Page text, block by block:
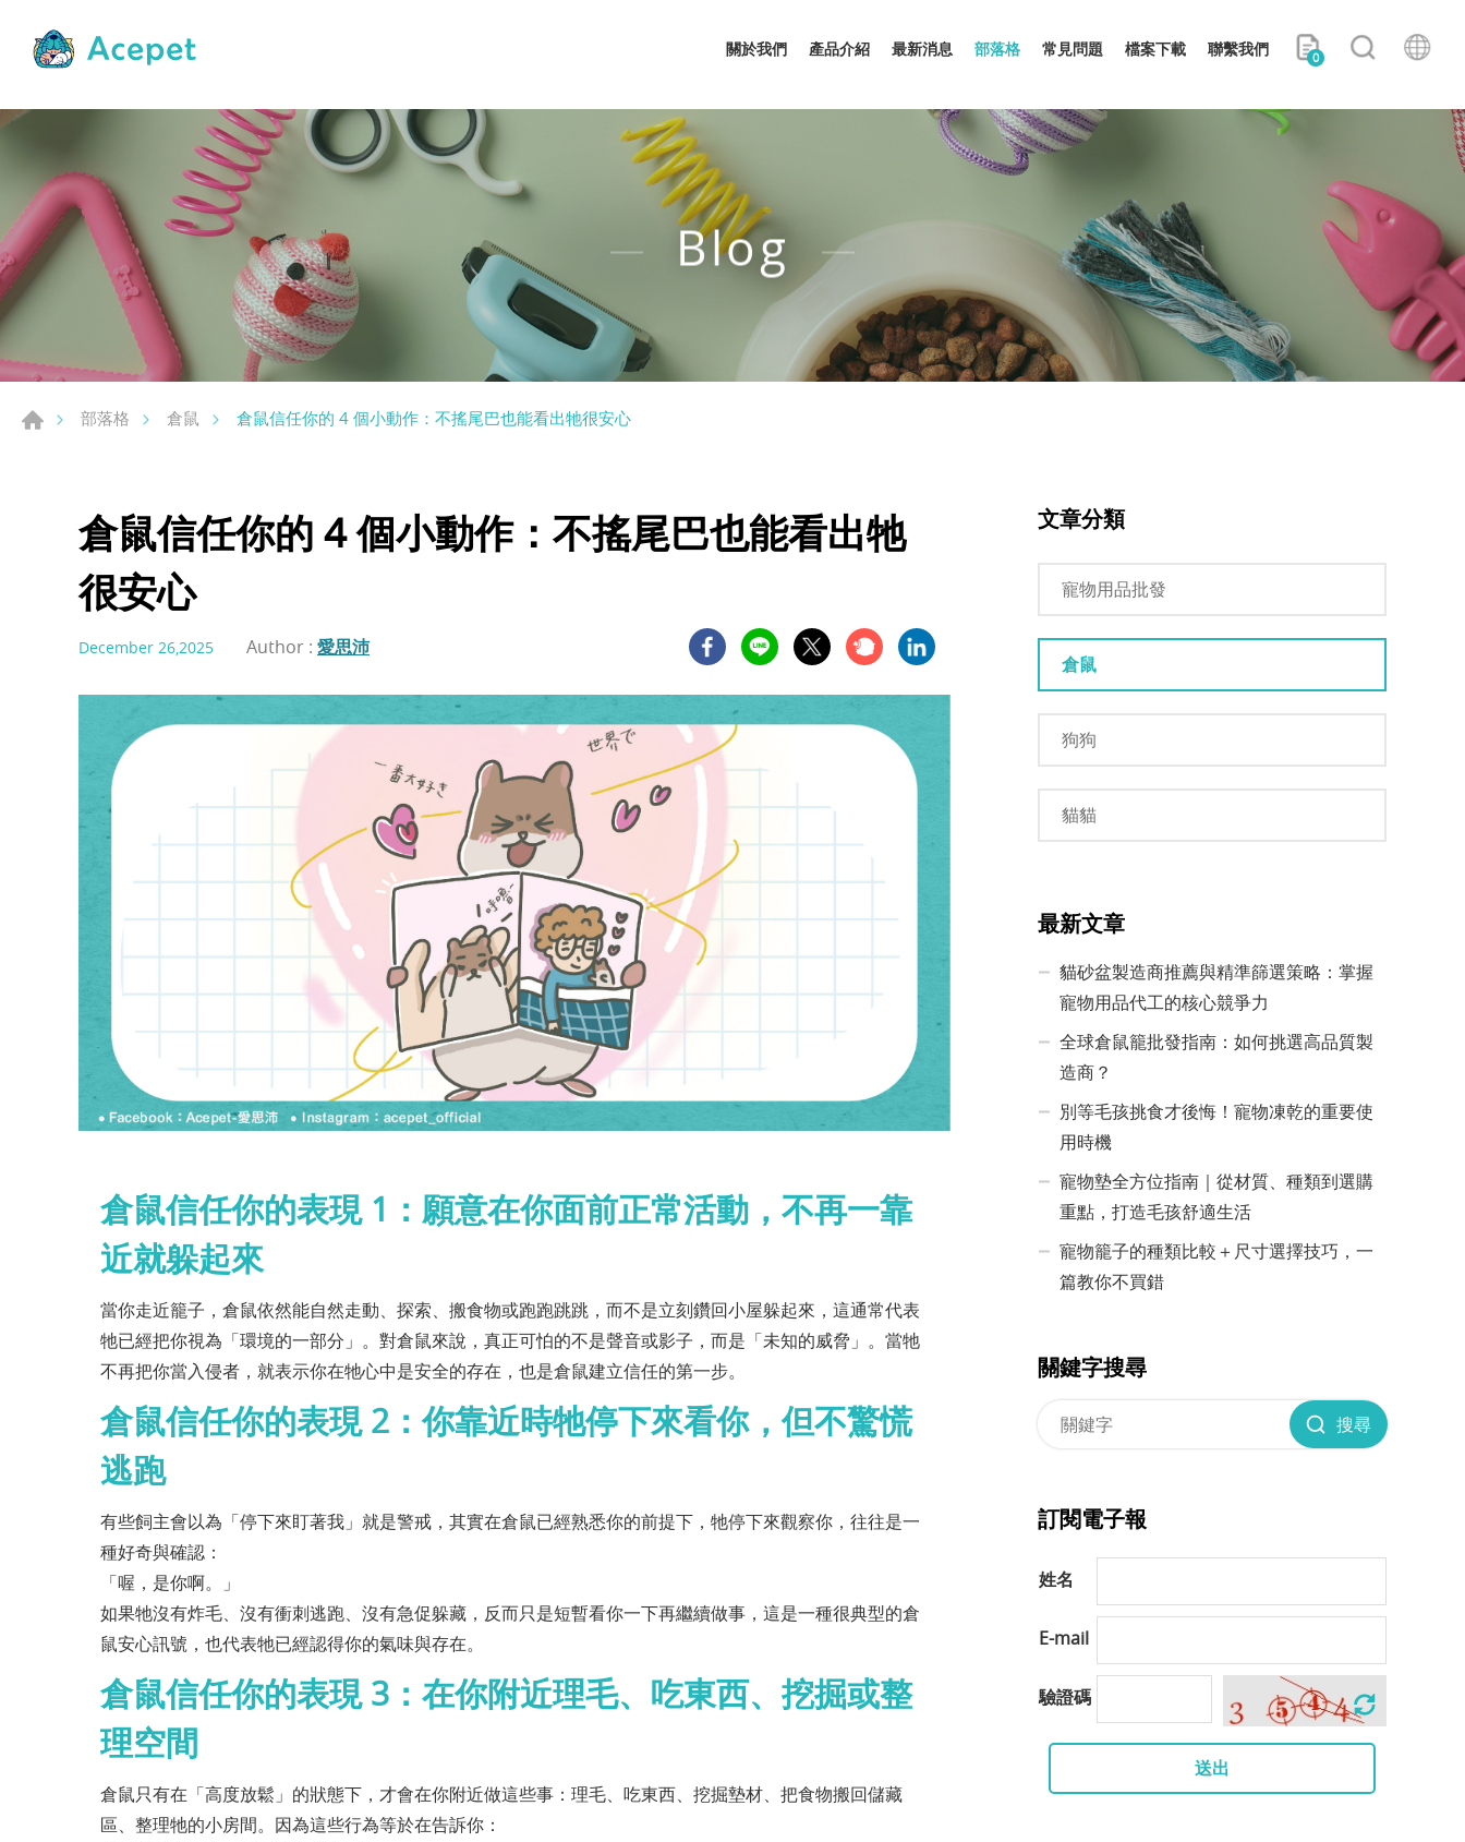
關於我們 產品介紹 最新消息 部落格 常見問題 檔案下載 聯繫我們 0
Blog
部落格 倉鼠 倉鼠信任你的 4 個小動作：不搖尾巴也能看出牠很安心
倉鼠信任你的 4 個小動作：不搖尾巴也能看出牠
很安心
December 26,2025 Author : 愛思沛
倉鼠信任你的表現 1：願意在你面前正常活動，不再一靠
近就躲起來
當你走近籠子，倉鼠依然能自然走動、探索、搬食物或跑跑跳跳，而不是立刻鑽回小屋躲起來，這通常代表
牠已經把你視為「環境的一部分」。對倉鼠來說，真正可怕的不是聲音或影子，而是「未知的威脅」。當牠
不再把你當入侵者，就表示你在牠心中是安全的存在，也是倉鼠建立信任的第一步。
倉鼠信任你的表現 2：你靠近時牠停下來看你，但不驚慌
逃跑
有些飼主會以為「停下來盯著我」就是警戒，其實在倉鼠已經熟悉你的前提下，牠停下來觀察你，往往是一
種好奇與確認：
「喔，是你啊。」
如果牠沒有炸毛、沒有衝刺逃跑、沒有急促躲藏，反而只是短暫看你一下再繼續做事，這是一種很典型的倉
鼠安心訊號，也代表牠已經認得你的氣味與存在。
倉鼠信任你的表現 3：在你附近理毛、吃東西、挖掘或整
理空間
倉鼠只有在「高度放鬆」的狀態下，才會在你附近做這些事：理毛、吃東西、挖掘墊材、把食物搬回儲藏
區、整理牠的小房間。因為這些行為等於在告訴你：
文章分類
寵物用品批發
倉鼠
狗狗
貓貓
最新文章
貓砂盆製造商推薦與精準篩選策略：掌握
寵物用品代工的核心競爭力
全球倉鼠籠批發指南：如何挑選高品質製
造商？
別等毛孩挑食才後悔！寵物凍乾的重要使
用時機
寵物墊全方位指南｜從材質、種類到選購
重點，打造毛孩舒適生活
寵物籠子的種類比較＋尺寸選擇技巧，一
篇教你不買錯
關鍵字搜尋
搜尋
訂閱電子報
姓名
E-mail
驗證碼
送出